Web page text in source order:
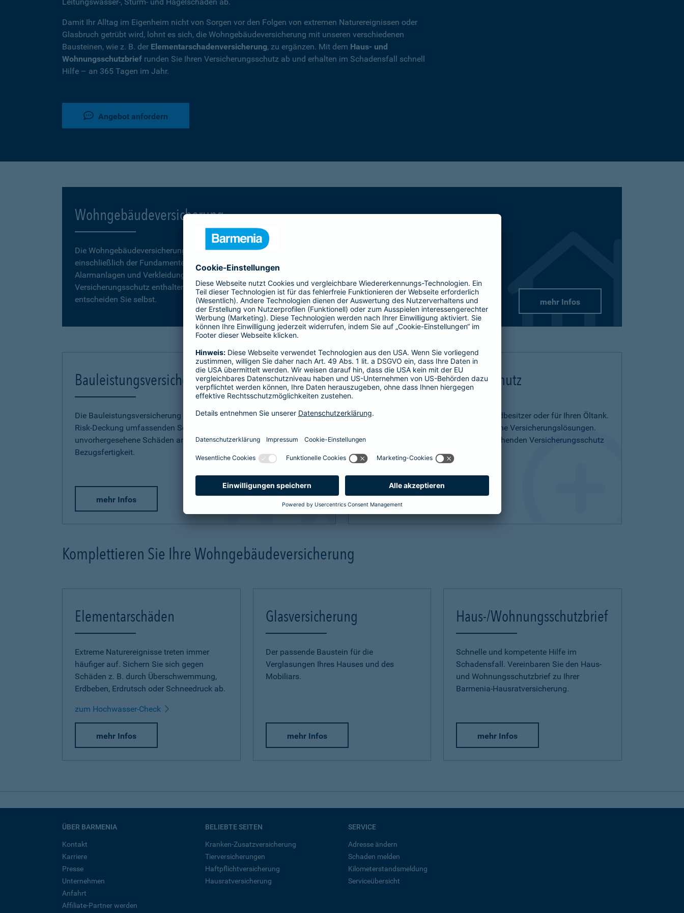
Damit Ihr Alltag im Eigenheim nicht von Sorgen vor den Folgen von extremen Naturereignissen oder
Glasbruch getrübt wird, lohnt es sich, die Wohngebäudeversicherung mit unseren verschiedenen
Bausteinen, wie z. B. der Elementarschadenversicherung, zu ergänzen. Mit dem Haus- und
Wohnungsschutzbrief runden Sie Ihren Versicherungsschutz ab und erhalten im Schadensfall schnell
Hilfe – an 365 Tagen im Jahr.
Angebot anfordern
Wohngebäudeversicherung
Die Wohngebäudeversicherung umfasst das gesamte Gebäude mit seinen Bestandteilen
einschließlich der Fundamente, Grund- und Kellermauern. Zubehör, wie z. B. Antennen, Markisen,
Alarmanlagen und Verkleidungen, wie z. B. Schindelverkleidung, sind ebenfalls im
Versicherungsschutz enthalten. Vergleichen Sie den Basis-, Top- und Premium-Schutz und
entscheiden Sie selbst.
mehr Infos
Bauleistungsversicherung
Die Bauleistungsversicherung der Barmenia bietet Ihnen mit der All-
Risk-Deckung umfassenden Schutz vor finanziellen Verlusten durch
unvorhergesehene Schäden an Ihrem Neubau - bis zur
Bezugsfertigkeit.
mehr Infos
Ergänzender Haftpflichtschutz
Ob als Bauherr, bereits Haus- und Grundbesitzer oder für Ihren Öltank.
Individuelle Situationen benötigen eigene Versicherungslösungen.
Hier bietet Ihnen die Barmenia entsprechenden Versicherungsschutz
für Ihre persönliche Situation.
Komplettieren Sie Ihre Wohngebäudeversicherung
Elementarschäden
Extreme Naturereignisse treten immer
häufiger auf. Sichern Sie sich gegen
Schäden z. B. durch Überschwemmung,
Erdbeben, Erdrutsch oder Schneedruck ab.
zum Hochwasser-Check
mehr Infos
Glasversicherung
Der passende Baustein für die
Verglasungen Ihres Hauses und des
Mobiliars.
mehr Infos
Haus-/Wohnungsschutzbrief
Schnelle und kompetente Hilfe im
Schadensfall. Vereinbaren Sie den Haus-
und Wohnungsschutzbrief zu Ihrer
Barmenia-Hausratversicherung.
mehr Infos
ÜBER BARMENIA
Kontakt
Karriere
Presse
Unternehmen
Anfahrt
Affiliate-Partner werden
BELIEBTE SEITEN
Kranken-Zusatzversicherung
Tierversicherungen
Haftpflichtversicherung
Hausratversicherung
SERVICE
Adresse ändern
Schaden melden
Kilometerstandsmeldung
Serviceübersicht